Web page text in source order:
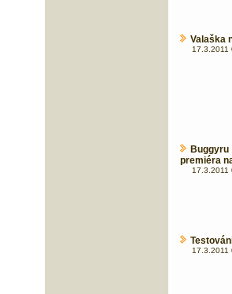
Valaška
17.3.2011
premiéra
17.3.2011
17.3.2011